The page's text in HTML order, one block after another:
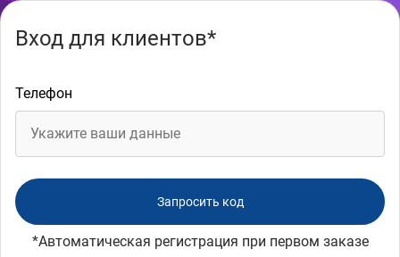
Вход для клиентов*
Телефон
*Автоматическая регистрация при первом заказе